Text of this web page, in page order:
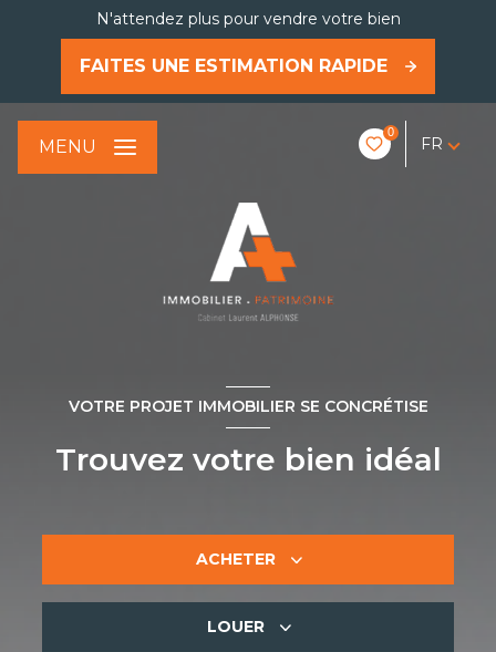
N'attendez plus pour vendre votre bien
FAITES UNE ESTIMATION RAPIDE
0
FR
MENU
VOTRE PROJET IMMOBILIER SE CONCRÉTISE
Trouvez votre bien idéal
ACHETER
LOUER